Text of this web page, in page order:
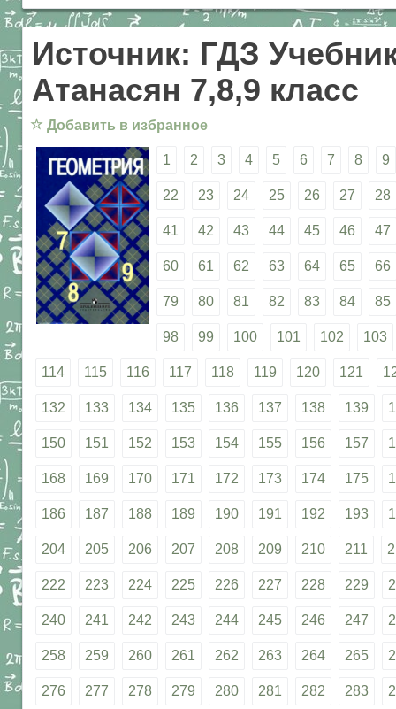
Источник: ГДЗ
Атанасян 7,8,9 класс
☆ Добавить в избранное
1 2 3 4 5 6 7 8 9
22 23 24 25 26 27 28
41 42 43 44 45 46 47
60 61 62 63 64 65 66
79 80 81 82 83 84 85
98 99 100 101 102 103
114 115 116 117 118 119 120 121
132 133 134 135 136 137 138 139
150 151 152 153 154 155 156 157
168 169 170 171 172 173 174 175
186 187 188 189 190 191 192 193
204 205 206 207 208 209 210 211
222 223 224 225 226 227 228 229
240 241 242 243 244 245 246 247
258 259 260 261 262 263 264 265
276 277 278 279 280 281 282 283